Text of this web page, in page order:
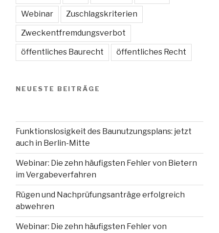
Webinar Zuschlagskriterien
Zweckentfremdungsverbot
öffentliches Baurecht öffentliches Recht
NEUESTE BEITRÄGE
Funktionslosigkeit des Baunutzungsplans: jetzt
auch in Berlin-Mitte
Webinar: Die zehn häufigsten Fehler von Bietern
im Vergabeverfahren
Rügen und Nachprüfungsanträge erfolgreich
abwehren
Webinar: Die zehn häufigsten Fehler von